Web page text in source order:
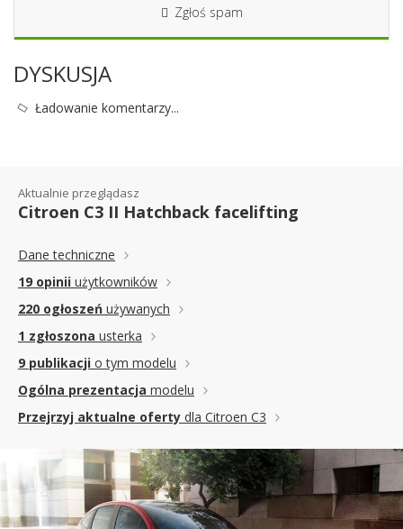
Zgłoś spam
DYSKUSJA
Ładowanie komentarzy...
Aktualnie przeglądasz
Citroen C3 II Hatchback facelifting
Dane techniczne
19 opinii użytkowników
220 ogłoszeń używanych
1 zgłoszona usterka
9 publikacji o tym modelu
Ogólna prezentacja modelu
Przejrzyj aktualne oferty dla Citroen C3